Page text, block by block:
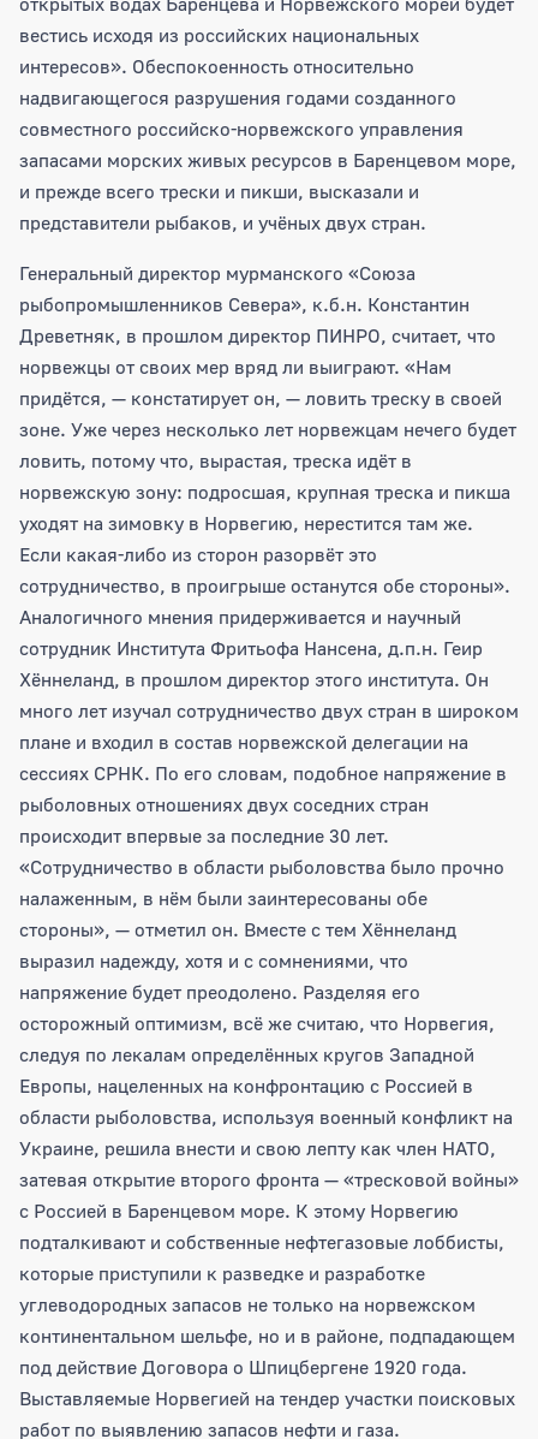
вестись исходя из российских национальных
интересов». Обеспокоенность относительно
надвигающегося разрушения годами созданного
совместного российско-норвежского управления
запасами морских живых ресурсов в Баренцевом море,
и прежде всего трески и пикши, высказали и
представители рыбаков, и учёных двух стран.
Генеральный директор мурманского «Союза
рыбопромышленников Севера», к.б.н. Константин
Древетняк, в прошлом директор ПИНРО, считает, что
норвежцы от своих мер вряд ли выиграют. «Нам
придётся, — констатирует он, — ловить треску в своей
зоне. Уже через несколько лет норвежцам нечего будет
ловить, потому что, вырастая, треска идёт в
норвежскую зону: подросшая, крупная треска и пикша
уходят на зимовку в Норвегию, нерестится там же.
Если какая-либо из сторон разорвёт это
сотрудничество, в проигрыше останутся обе стороны».
Аналогичного мнения придерживается и научный
сотрудник Института Фритьофа Нансена, д.п.н. Геир
Хённеланд, в прошлом директор этого института. Он
много лет изучал сотрудничество двух стран в широком
плане и входил в состав норвежской делегации на
сессиях СРНК. По его словам, подобное напряжение в
рыболовных отношениях двух соседних стран
происходит впервые за последние 30 лет.
«Сотрудничество в области рыболовства было прочно
налаженным, в нём были заинтересованы обе
стороны», — отметил он. Вместе с тем Хённеланд
выразил надежду, хотя и с сомнениями, что
напряжение будет преодолено. Разделяя его
осторожный оптимизм, всё же считаю, что Норвегия,
следуя по лекалам определённых кругов Западной
Европы, нацеленных на конфронтацию с Россией в
области рыболовства, используя военный конфликт на
Украине, решила внести и свою лепту как член НАТО,
затевая открытие второго фронта — «тресковой войны»
с Россией в Баренцевом море. К этому Норвегию
подталкивают и собственные нефтегазовые лоббисты,
которые приступили к разведке и разработке
углеводородных запасов не только на норвежском
континентальном шельфе, но и в районе, подпадающем
под действие Договора о Шпицбергене 1920 года.
Выставляемые Норвегией на тендер участки поисковых
работ по выявлению запасов нефти и газа.